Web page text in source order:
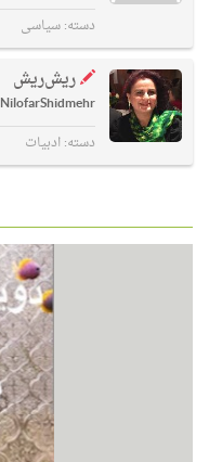
دسته:سیاسی
ریش‌ریش
NilofarShidmehr
دسته:ادبیات